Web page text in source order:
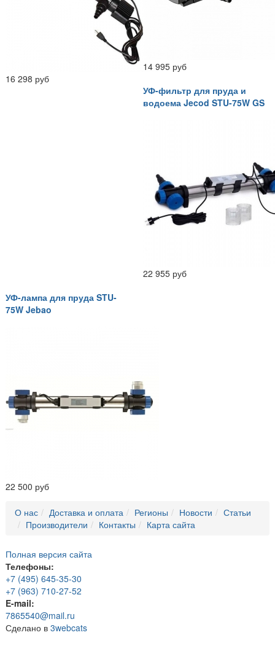
16 298 руб
14 995 руб
УФ-фильтр для пруда и
водоема Jecod STU-75W GS
22 955 руб
УФ-лампа для пруда STU-
75W Jebao
22 500 руб
О нас Доставка и оплата Регионы Новости
Статьи
Производители
Контакты Карта сайта
Полная версия сайта
Телефоны:
+7 (495) 645-35-30
+7 (963) 710-27-52
E-mail:
7865540@mail.ru
Сделано в 3webcats